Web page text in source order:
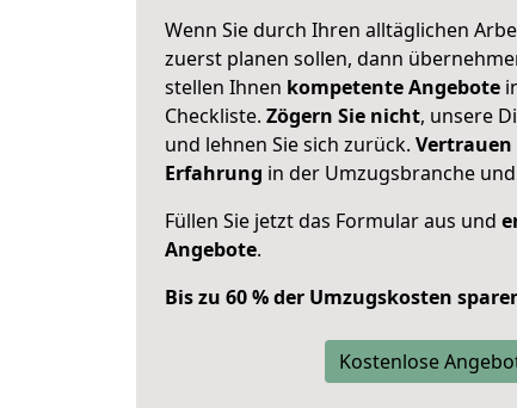
Wenn Sie durch Ihren alltäglichen
zuerst planen sollen, dann
stellen Ihnen kompetente Angebote
Checkliste. Zögern Sie nicht, unsere
und lehnen Sie sich zurück. Vertrauen
Erfahrung in der Umzugsbranche
Füllen Sie jetzt das Formular aus und
Angebote.
Bis zu 60 % der Umzugskosten
Kostenlose